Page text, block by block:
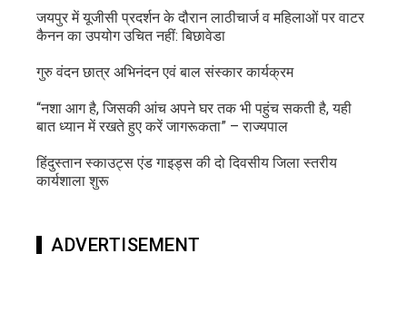
जयपुर में यूजीसी प्रदर्शन के दौरान लाठीचार्ज व महिलाओं पर वाटर
कैनन का उपयोग उचित नहीं: बिछावेडा
गुरु वंदन छात्र अभिनंदन एवं बाल संस्कार कार्यक्रम
“नशा आग है, जिसकी आंच अपने घर तक भी पहुंच सकती है, यही
बात ध्यान में रखते हुए करें जागरूकता” – राज्यपाल
हिंदुस्तान स्काउट्स एंड गाइड्स की दो दिवसीय जिला स्तरीय
कार्यशाला शुरू
ADVERTISEMENT